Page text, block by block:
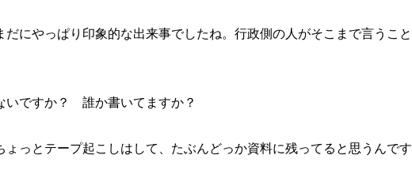
にやっぱり印象的な出来事でしたね。行政側の人がそこまで言うこと
いですか？ 誰か書いてますか？
っとテープ起こしはして、たぶんどっか資料に残ってると思うんです